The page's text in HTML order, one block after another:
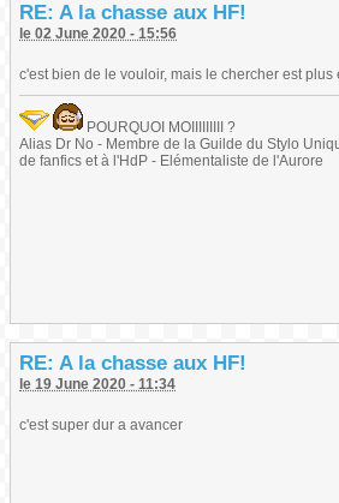
RE: A la chasse aux HF!
le 02 June 2020 - 15:56
c'est bien de le vouloir, mais le chercher est plus
POURQUOI MOIIIIIIIII ?
Alias Dr No - Membre de la Guilde du Stylo
de fanfics et à l'HdP - Elémentaliste de l'Aurore
RE: A la chasse aux HF!
le 19 June 2020 - 11:34
c'est super dur a avancer